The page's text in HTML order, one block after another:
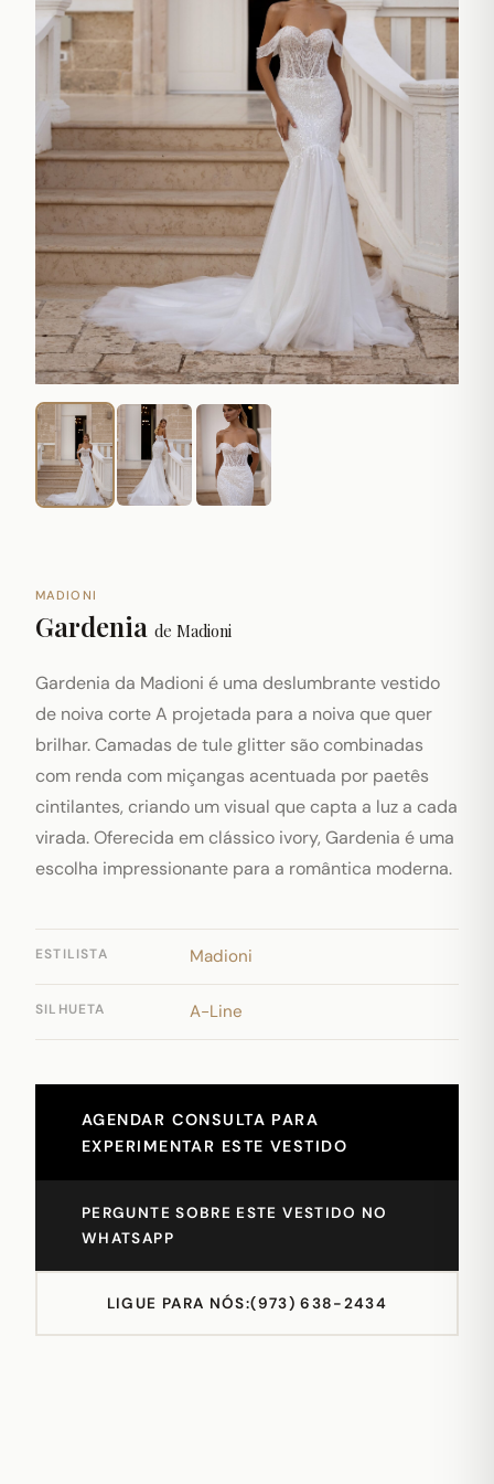
MADIONI
Gardenia de Madioni
Gardenia da Madioni é uma deslumbrante vestido
de noiva corte A projetada para a noiva que quer
brilhar. Camadas de tule glitter são combinadas
com renda com miçangas acentuada por paetês
cintilantes, criando um visual que capta a luz a cada
virada. Oferecida em clássico ivory, Gardenia é uma
escolha impressionante para a romântica moderna.
ESTILISTA Madioni
SILHUETA A-Line
AGENDAR CONSULTA PARA
EXPERIMENTAR ESTE VESTIDO
PERGUNTE SOBRE ESTE VESTIDO NO
WHATSAPP
LIGUE PARA NÓS:(973) 638-2434